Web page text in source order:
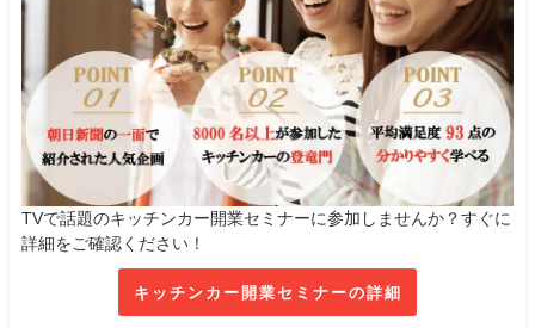
TVで話題のキッチンカー開業セミナーに参加しませんか？すぐに
詳細をご確認ください！
キッチンカー開業セミナーの詳細